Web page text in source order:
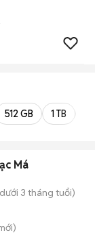
512 GB 1 TB
Má
3 tháng tuổi)